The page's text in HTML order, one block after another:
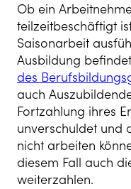
Ob ein
teilzeitbeschäftigt
Saisonarbeit
Ausbildung
des
auch
Fortzahlung ihres
unverschuldet und
nicht arbeiten
diesem Fall auch
weiterzahlen.